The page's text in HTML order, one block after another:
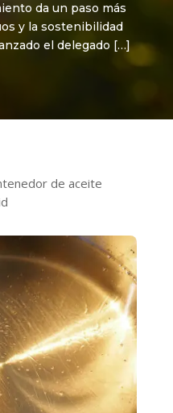
da un paso más
y la sostenibilidad
el delegado […]
de aceite